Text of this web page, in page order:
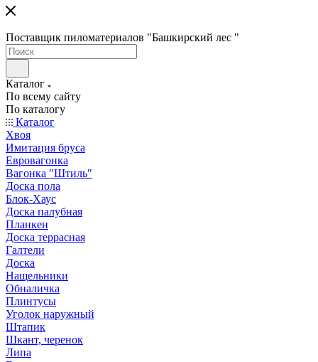
Поставщик пиломатериалов "Башкирский лес "
Каталог
По всему сайту
По каталогу
Каталог
Хвоя
Имитация бруса
Евровагонка
Вагонка "Штиль"
Доска пола
Блок-Хаус
Доска палубная
Планкен
Доска террасная
Галтели
Доска
Нащельники
Обналичка
Плинтусы
Уголок наружный
Штапик
Шкант, черенок
Липа